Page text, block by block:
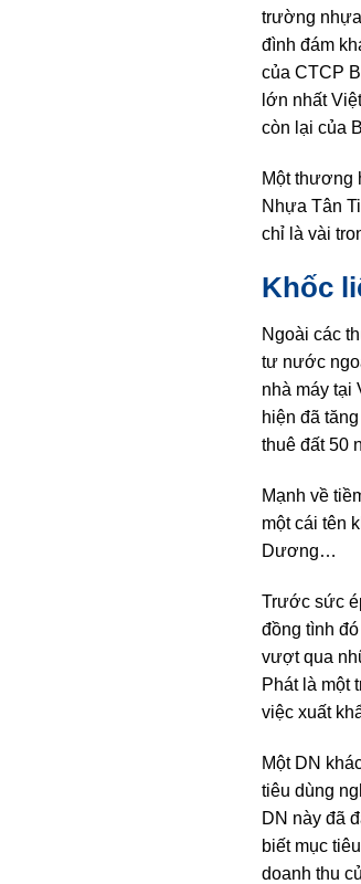
trường
đình đám
của CTCP
lớn nhất
còn lại của
Một thương
Nhựa Tân
chỉ là vài
Khốc
Ngoài các
tư nước
nhà máy tại
hiện đã
thuê đất 50
Mạnh về
một cái tên
Dương…
Trước sức
đồng tình
vượt qua
Phát là một
việc xuất
Một DN
tiêu dùng
DN này đã
biết mục
doanh thu